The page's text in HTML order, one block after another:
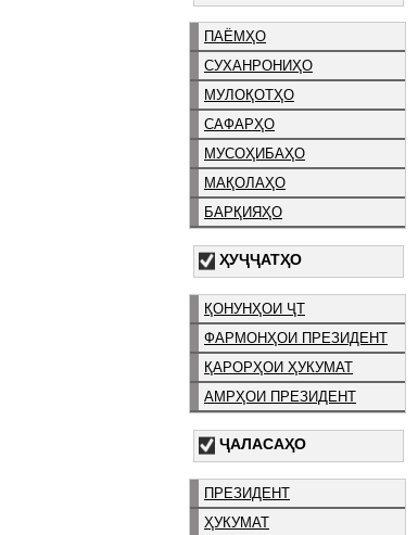
ПАЁМҲО
СУХАНРОНИҲО
МУЛОҚОТҲО
САФАРҲО
МУСОҲИБАҲО
МАҚОЛАҲО
БАРҚИЯҲО
ҲУҶҶАТҲО
ҚОНУНҲОИ ҶТ
ФАРМОНҲОИ ПРЕЗИДЕНТ
ҚАРОРҲОИ ҲУКУМАТ
АМРҲОИ ПРЕЗИДЕНТ
ҶАЛАСАҲО
ПРЕЗИДЕНТ
ҲУКУМАТ